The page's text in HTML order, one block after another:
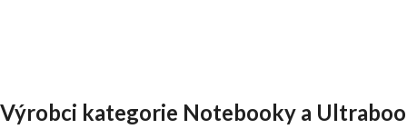
Výrobci kategorie Notebooky a